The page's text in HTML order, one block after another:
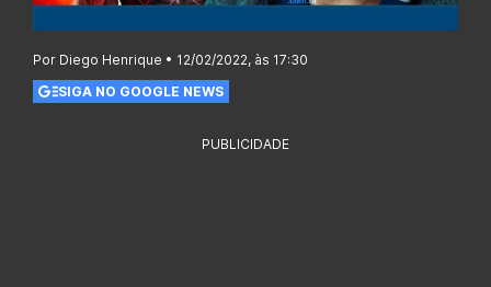
Por Diego Henrique • 12/02/2022, às 17:30
SIGA NO GOOGLE NEWS
PUBLICIDADE